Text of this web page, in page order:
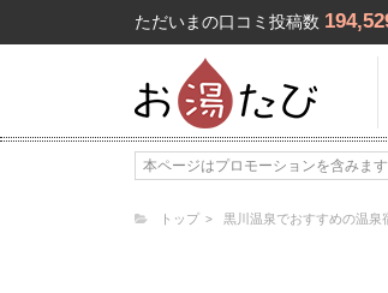
ただいまの口コミ投稿数
本ページはプロモーションを含みます
トップ 黒川温泉でおすすめの温泉